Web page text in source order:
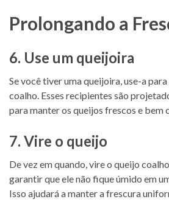
Prolongando a
6. Use um queijoira
Se você tiver uma queijoira, use-a
coalho. Esses recipientes são
para manter os queijos frescos e bem
7. Vire o queijo
De vez em quando, vire o queijo
garantir que ele não fique úmido em
Isso ajudará a manter a frescura